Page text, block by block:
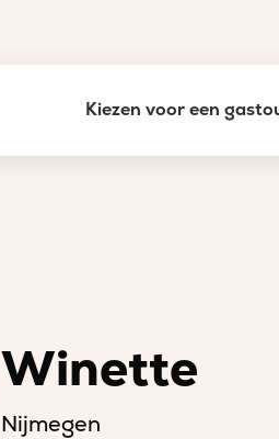
Kiezen voor een
Winette
Nijmegen